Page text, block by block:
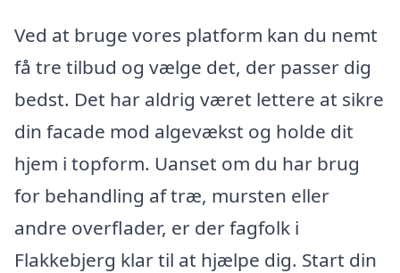
Ved at bruge vores platform kan du nemt
få tre tilbud og vælge det, der passer dig
bedst. Det har aldrig været lettere at sikre
din facade mod algevækst og holde dit
hjem i topform. Uanset om du har brug
for behandling af træ, mursten eller
andre overflader, er der fagfolk i
Flakkebjerg klar til at hjælpe dig. Start din